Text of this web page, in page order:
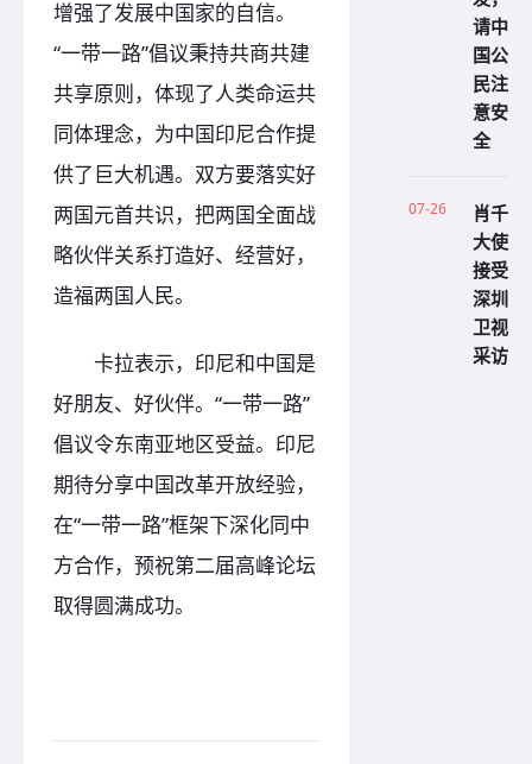
增强了发展中国家的自信。
“一带一路”倡议秉持共商共建
共享原则，体现了人类命运共
同体理念，为中国印尼合作提
供了巨大机遇。双方要落实好
两国元首共识，把两国全面战
略伙伴关系打造好、经营好，
造福两国人民。
卡拉表示，印尼和中国是
好朋友、好伙伴。“一带一路”
倡议令东南亚地区受益。印尼
期待分享中国改革开放经验，
在“一带一路”框架下深化同中
方合作，预祝第二届高峰论坛
取得圆满成功。
请中
国公
民注
意安
全
07-26
肖千
大使
接受
深圳
卫视
采访